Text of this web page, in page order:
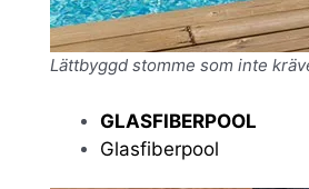
Lättbyggd stomme som inte
GLASFIBERPOOL
Glasfiberpool